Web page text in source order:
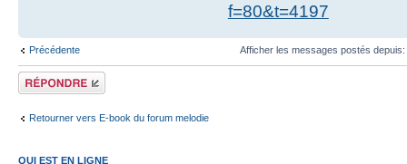
f=80&t=4197
Précédente Afficher les messages postés depuis:
Répondre
Retourner vers E-book du forum melodie
QUI EST EN LIGNE